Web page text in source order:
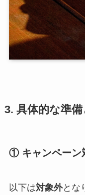
3. 具体的な準
① キャンペーン
以下は対象外とな